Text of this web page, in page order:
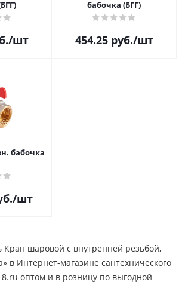
/шт
бабочка (БГГ)
454.25руб./шт
бабочка
/шт
Кран шаровой с внутренней резьбой,
в Интернет-магазине сантехнического
оптом и в розницу по выгодной